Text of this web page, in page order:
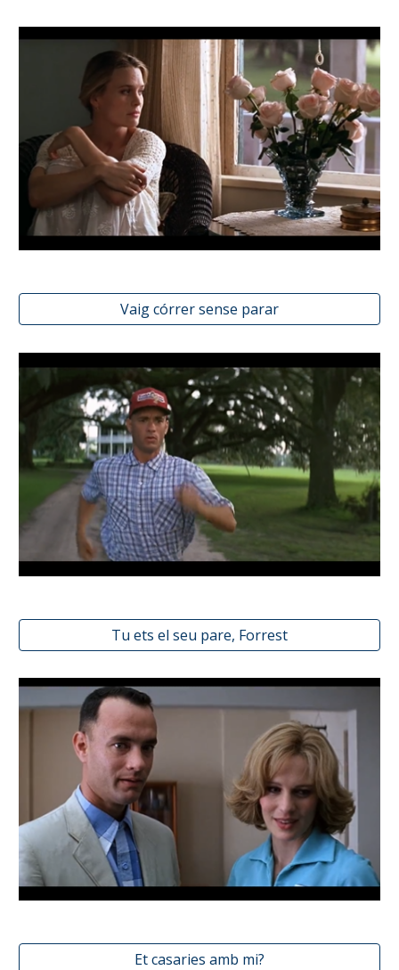
Vaig córrer sense parar
Tu ets el seu pare, Forrest
Et casaries amb mi?